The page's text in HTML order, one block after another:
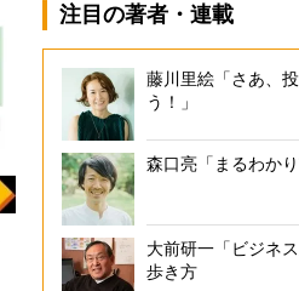
注目の著者・連載
藤川里絵「さあ、
う！」
森口亮「まるわかり
大前研一「ビジネ
歩き方